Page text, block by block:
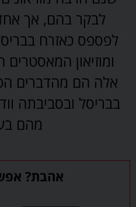
לבקר בהם, אך
לפספס כאזרח
ומוזיאון המאסטרים
אלה הם מהדברים
בבריסל ובסביבתה
מהם
אהבת?